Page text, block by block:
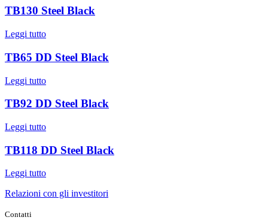
TB130 Steel Black
Leggi tutto
TB65 DD Steel Black
Leggi tutto
TB92 DD Steel Black
Leggi tutto
TB118 DD Steel Black
Leggi tutto
Relazioni con gli investitori
Contatti